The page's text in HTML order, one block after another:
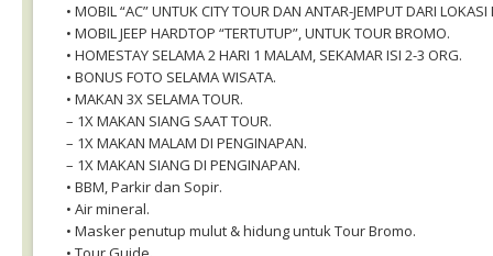
• MOBIL “AC” UNTUK CITY TOUR DAN ANTAR-JEMPUT DARI
• MOBIL JEEP HARDTOP “TERTUTUP”, UNTUK TOUR BROMO.
• HOMESTAY SELAMA 2 HARI 1 MALAM, SEKAMAR ISI 2-3 ORG.
• BONUS FOTO SELAMA WISATA.
• MAKAN 3X SELAMA TOUR.
– 1X MAKAN SIANG SAAT TOUR.
– 1X MAKAN MALAM DI PENGINAPAN.
– 1X MAKAN SIANG DI PENGINAPAN.
• BBM, Parkir dan Sopir.
• Air mineral.
• Masker penutup mulut & hidung untuk Tour Bromo.